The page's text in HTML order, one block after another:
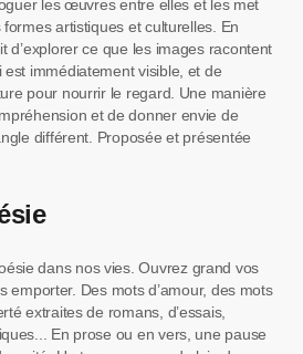
les œuvres entre elles et les met
artistiques et culturelles. En
d’explorer ce que les images racontent
immédiatement visible, et de
pour nourrir le regard. Une manière
et de donner envie de
différent. Proposée et présentée
dans nos vies. Ouvrez grand vos
emporter. Des mots d’amour, des mots
extraites de romans, d’essais,
En prose ou en vers, une pause